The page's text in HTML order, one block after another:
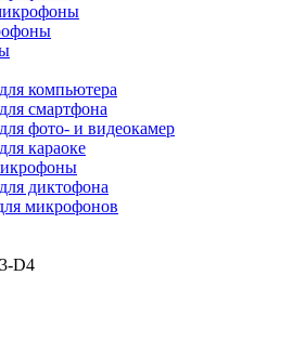
компьютера
смартфона
фото- и видеокамер
караоке
диктофона
микрофонов